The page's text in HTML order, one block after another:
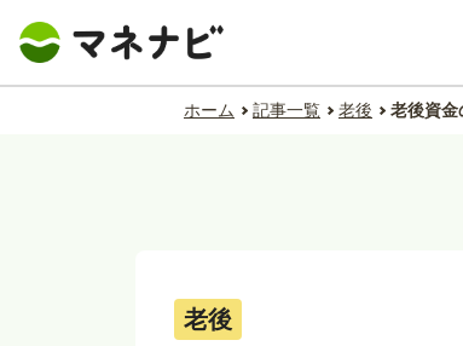
ホーム 記事一覧 老後 老後資金
老後